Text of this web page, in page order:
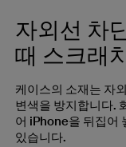
자외선 차
때 스크래
케이스의 소재는 자
변색을 방지합니다.
어 iPhone을 뒤집어
있습니다.